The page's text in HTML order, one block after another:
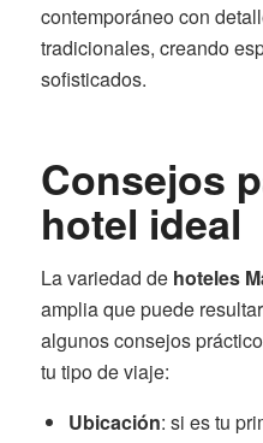
contemporáneo con
tradicionales, creando
sofisticados.
Consejos
hotel ideal
La variedad de hoteles
amplia que puede
algunos consejos
tu tipo de viaje:
Ubicación: si es tu